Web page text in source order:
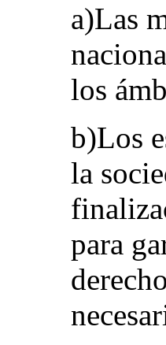
a)Las
los
b)Los
la
para